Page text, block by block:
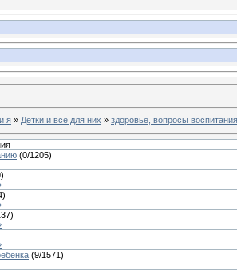
я » Детки и все для них » здоровье, вопросы воспитания
(0/1205)
)
)
)
(9/1571)